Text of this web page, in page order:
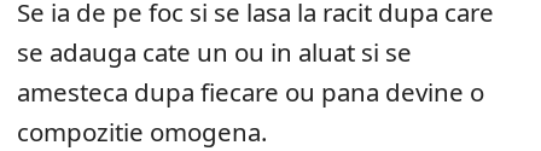
Se ia de pe foc si se lasa la racit dupa care
se adauga cate un ou in aluat si se
amesteca dupa fiecare ou pana devine o
compozitie omogena.